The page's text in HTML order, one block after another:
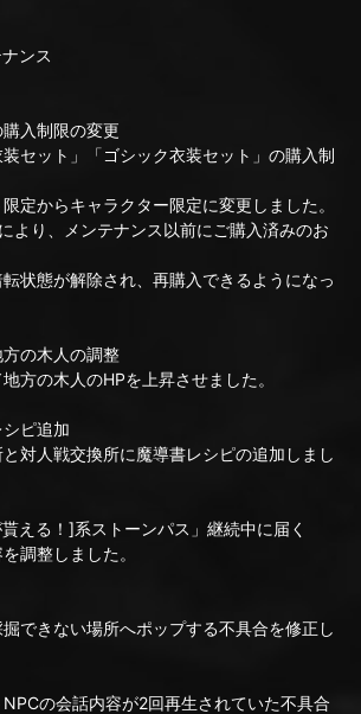
ンス
入制限の変更
ット」「ゴシック衣装セット」の購入制
らキャラクター限定に変更しました。
、メンテナンス以前にご購入済みのお
解除され、再購入できるようになっ
の木人の調整
の木人のHPを上昇させました。
ピ追加
人戦交換所に魔導書レシピの追加しまし
る！]系ストーンパス」継続中に届く
整しました。
きない場所へポップする不具合を修正し
の会話内容が2回再生されていた不具合